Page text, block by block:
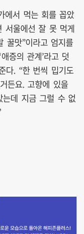
에서 먹는 회를 꼽았
서울에선 잘 못 먹게
꿀맛”이라고 엄지를
증의 관계’라고 덧
다. “한 번씩 밉기도
든요. 고향에 있을
데 지금 그럴 수 없